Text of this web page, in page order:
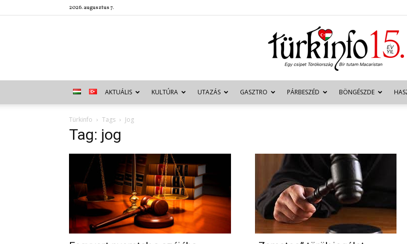
2026. augusztus 7.
Türkinfo
AKTUÁLIS KULTÚRA UTAZÁS GASZTRO PÁRBESZÉD BÖNGÉSZDE
Türkinfo Tags Jog
Tag: jog